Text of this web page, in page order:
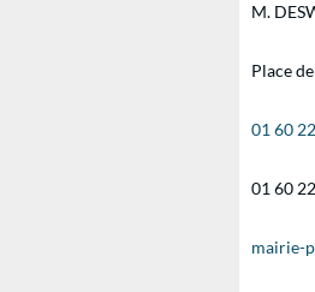
M.
Place
01 60
01 60
mairie-